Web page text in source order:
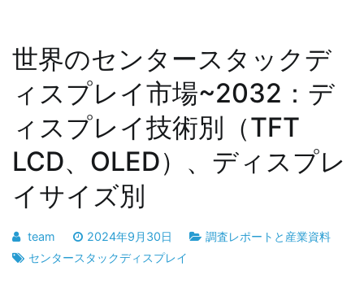
世界のセンタースタックデ
ィスプレイ市場~2032：デ
ィスプレイ技術別（TFT
LCD、OLED）、ディスプレ
イサイズ別
team 2024年9月30日
調査レポートと産業資料
センタースタックディスプレイ